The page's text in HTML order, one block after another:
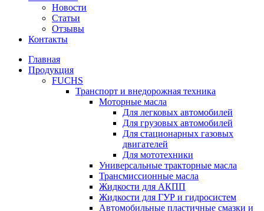
Новости
Статьи
Отзывы
Контакты
Главная
Продукция
FUCHS
Транспорт и внедорожная техника
Моторные масла
Для легковых автомобилей
Для грузовых автомобилей
Для стационарных газовых
двигателей
Для мототехники
Универсальные тракторные масла
Трансмиссионные масла
Жидкости для АКПП
Жидкости для ГУР и гидросистем
Автомобильные пластичные смазки и